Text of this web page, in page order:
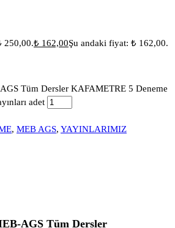
250,00.₺ 162,00Şu andaki fiyat: ₺ 162,00.
Tüm Dersler KAFAMETRE 5 Deneme
adet
, MEB AGS, YAYINLARIMIZ
AGS Tüm Dersler